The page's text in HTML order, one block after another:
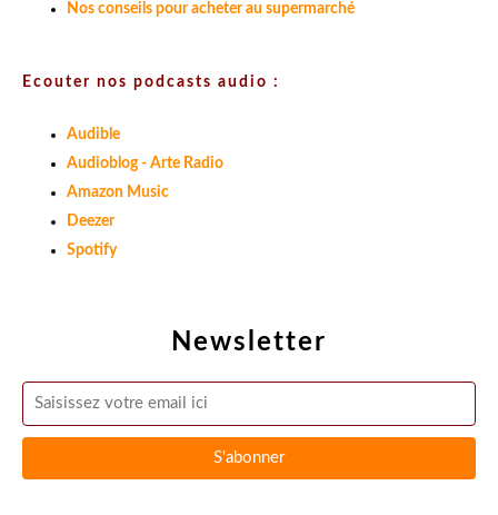
Newsletter
Nos conseils pour acheter au supermarché
Ecouter nos podcasts audio :
Audible
Audioblog - Arte Radio
Amazon Music
Deezer
Spotify